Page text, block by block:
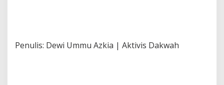
Penulis: Dewi Ummu Azkia | Aktivis Dakwah